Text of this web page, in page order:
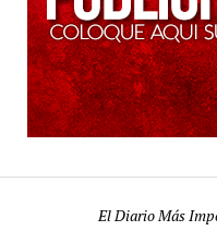
El Diario Más